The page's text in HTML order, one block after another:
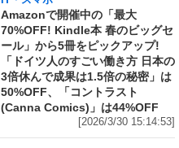
Amazonで開催中の「最大
70%OFF! Kindle本 春のビッグセ
ール」から5冊をピックアップ!
「ドイツ人のすごい働き方 日本の
3倍休んで成果は1.5倍の秘密」は
50%OFF、「コントラスト
(Canna Comics)」は44%OFF
[2026/3/30 15:14:53]